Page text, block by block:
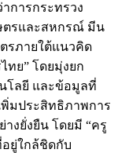
การกระทรวง
ตรและสหกรณ์ มีน
รภายใต้แนวคิด
ทย” โดยมุ่งยก
โลยี และข้อมูลที่
พิ่มประสิทธิภาพการ
งยั่งยืน โดยมี “ครู
ยู่ใกล้ชิดกับ